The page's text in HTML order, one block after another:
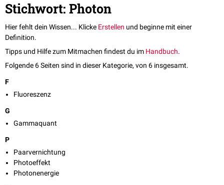
Stichwort: Photon
Hier fehlt dein Wissen... Klicke Erstellen und beginne mit einer
Definition.
Tipps und Hilfe zum Mitmachen findest du im Handbuch.
Folgende 6 Seiten sind in dieser Kategorie, von 6 insgesamt.
F
Fluoreszenz
G
Gammaquant
P
Paarvernichtung
Photoeffekt
Photonenergie